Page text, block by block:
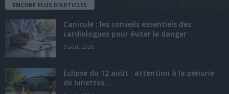
ENCORE PLUS D'ARTICLES
Canicule : les conseils essentiels des
cardiologues pour éviter le danger
5 août 2026
Éclipse du 12 août : attention à la pénurie
de lunettes...